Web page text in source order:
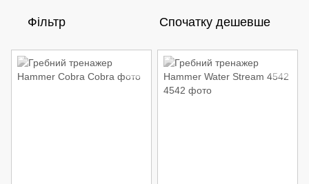
Фільтр Спочатку дешевше